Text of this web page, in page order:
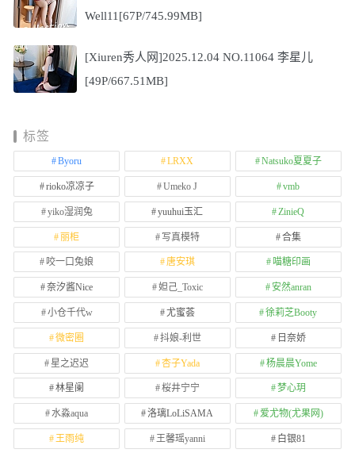
Well11[67P/745.99MB]
[Xiuren秀人网]2025.12.04 NO.11064 李星儿
[49P/667.51MB]
标签
Byoru LRXX Natsuko夏夏子
rioko凉凉子 Umeko J vmb
yiko湿润兔 yuuhui玉汇 ZinieQ
丽柜 写真模特 合集
咬一口兔娘 唐安琪 喵糖印画
奈汐酱Nice 妲己_Toxic 安然anran
小仓千代w 尤蜜荟 徐莉芝Booty
微密圈 抖娘-利世 日奈娇
星之迟迟 杏子Yada 杨晨晨Yome
林星阑 桜井宁宁 梦心玥
水淼aqua 洛璃LoLiSAMA 爱尤物(尤果网)
王雨纯 王馨瑶yanni 白银81